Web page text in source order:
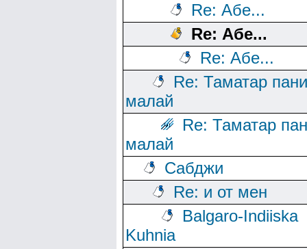
Re: Абе...
Re: Абе...
Re: Абе...
Re: Таматар
малай
Re: Таматар
малай
Сабджи
Re: и от мен
Balgaro-Indiiska
Kuhnia